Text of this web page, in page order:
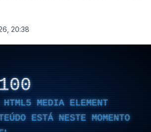
Mojtaba Khamenei no que
mas sem qualquer
HTML5 MEDIA ELEMENT
20:38
HTML5 MEDIA ELEMENT
ESTÁ NESTE MOMENTO